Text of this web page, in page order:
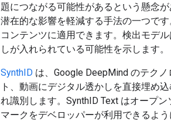
題につながる可能性があるという懸念
潜在的な影響を軽減する手法の一つで
コンテンツに適用できます。検出モデ
しが入れられている可能性を示します。
SynthID は、Google DeepMind のテク
ト、動画にデジタル透かしを直接埋め
れ識別します。SynthID Text はオープ
マークをデベロッパーが利用できるよ